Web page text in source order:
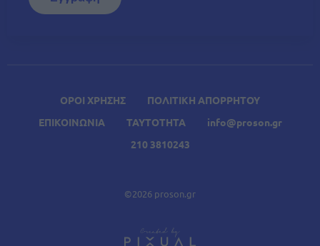
ΟΡΟΙ ΧΡΗΣΗΣ
ΠΟΛΙΤΙΚΗ ΑΠΟΡΡΗΤΟΥ
ΕΠΙΚΟΙΝΩΝΙΑ
ΤΑΥΤΟΤΗΤΑ
info@proson.gr
210 3810243
©2026 proson.gr